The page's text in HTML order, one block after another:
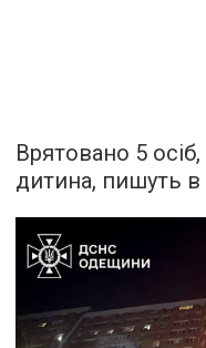
Врятовано 5
дитина, пишуть